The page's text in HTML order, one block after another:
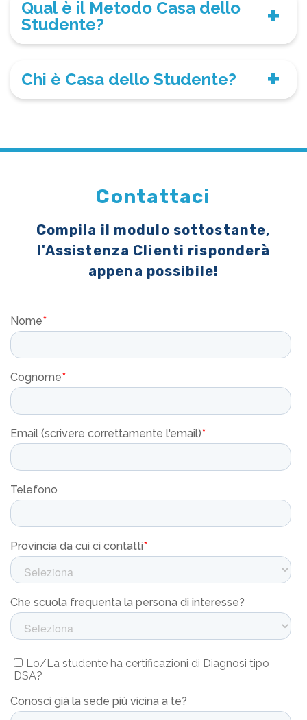
Qual è il Metodo Casa dello
Studente?
Chi è Casa dello Studente?
Contattaci
Compila il modulo sottostante,
l'Assistenza Clienti risponderà
appena possibile!